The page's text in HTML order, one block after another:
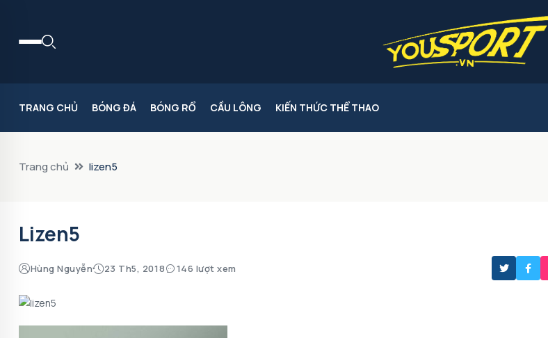
TRANG CHỦ BÓNG ĐÁ BÓNG RỔ CẦU LÔNG KIẾN THỨC THỂ THAO
Trang chủ lizen5
Lizen5
Hùng Nguyễn 23 Th5, 2018 146 lượt xem